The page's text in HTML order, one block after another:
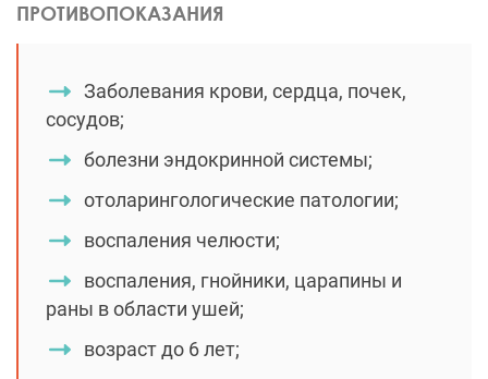
ПРОТИВОПОКАЗАНИЯ
Заболевания крови, сердца, почек,
сосудов;
болезни эндокринной системы;
отоларингологические патологии;
воспаления челюсти;
воспаления, гнойники, царапины и
раны в области ушей;
возраст до 6 лет;